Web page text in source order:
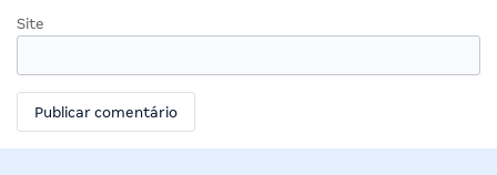
Site